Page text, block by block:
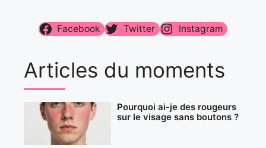
Facebook Twitter Instagram
Articles du moments
Pourquoi ai-je des rougeurs
sur le visage sans boutons ?